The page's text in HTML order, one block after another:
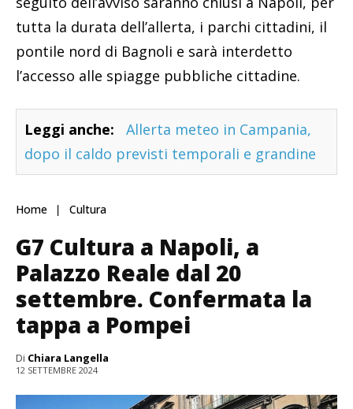
tutta la durata dell’allerta, i parchi cittadini, il
pontile nord di Bagnoli e sarà interdetto
l’accesso alle spiagge pubbliche cittadine.
Leggi anche:
Allerta meteo in Campania,
dopo il caldo previsti temporali e grandine
Home Cultura
G7 Cultura a Napoli, a
Palazzo Reale dal 20
settembre. Confermata la
tappa a Pompei
Di Chiara Langella
12 SETTEMBRE 2024